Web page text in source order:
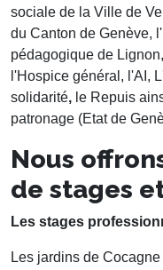
sociale de la Ville de
du Canton de Genève,
pédagogique de
l'Hospice général, l'AI,
solidarité, le Repuis
patronage (Etat de
Nous
de stages
Les stages
Les jardins de